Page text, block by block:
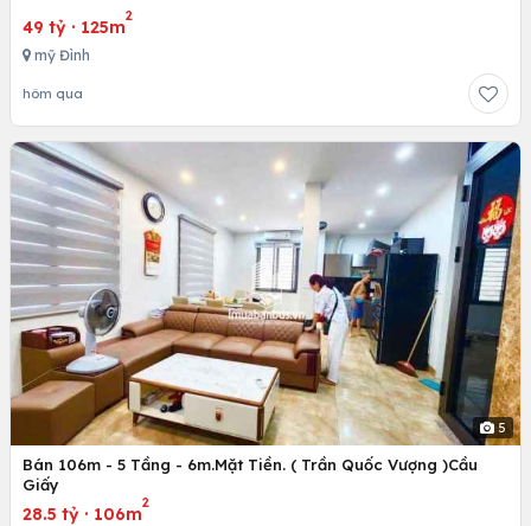
49 tỷ · 125m
2
mỹ Đình
hôm qua
5
Bán 106m - 5 Tầng - 6m.Mặt Tiền. ( Trần Quốc Vượng )Cầu
Giấy
28.5 tỷ · 106m
2